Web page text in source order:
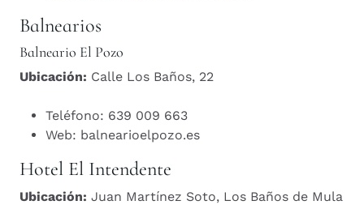
Balnearios
Balneario El Pozo
Ubicación: Calle Los Baños, 22
Teléfono: 639 009 663
Web: balnearioelpozo.es
Hotel El Intendente
Ubicación: Juan Martínez Soto, Los Baños de Mula